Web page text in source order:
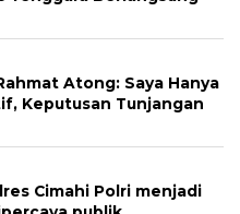
Atong: Saya Hanya
Keputusan Tunjangan
Cimahi Polri menjadi